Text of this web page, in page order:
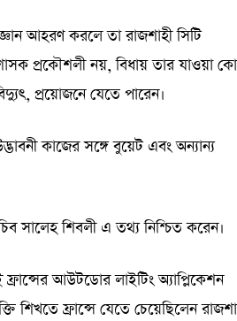
আহরণ করলে তা রাজশাহী সিটি
প্রকৌশলী নয়, বিধায় তার যাওয়া
প্রয়োজনে যেতে পারেন।
কাজের সঙ্গে বুয়েট এবং অন্যান্য
সচিব সালেহ শিবলী এ তথ্য নিশ্চিত করেন।
আউটডোর লাইটিং অ্যাপ্লিকেশন
শিখতে ফ্রান্সে যেতে চেয়েছিলেন